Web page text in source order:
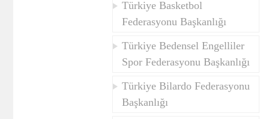
Türkiye Basketbol
Federasyonu Başkanlığı
Türkiye Bedensel Engelliler
Spor Federasyonu Başkanlığı
Türkiye Bilardo Federasyonu
Başkanlığı
Kredi Borcu Sorgula